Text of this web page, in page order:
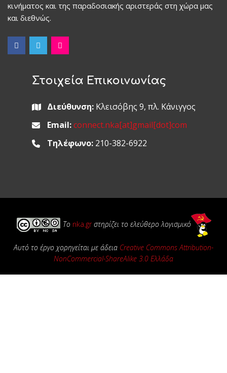
κινήματος και της παραδοσιακής αριστεράς στη χώρα μας
και διεθνώς.
Στοιχεία Επικοινωνίας
Διεύθυνση:Κλεισόβης 9, πλ. Κάνιγγος
Email: connect.nka[at]gmail[dot]com
Τηλέφωνο:210-382-6922
Το nka.gr στηρίζει το ελεύθερο λογισμικό
Αυτό το έργο χορηγείται με άδεια Creative Commons Attribution-
NonCommercial-ShareAlike 3.0 Ελλάδα